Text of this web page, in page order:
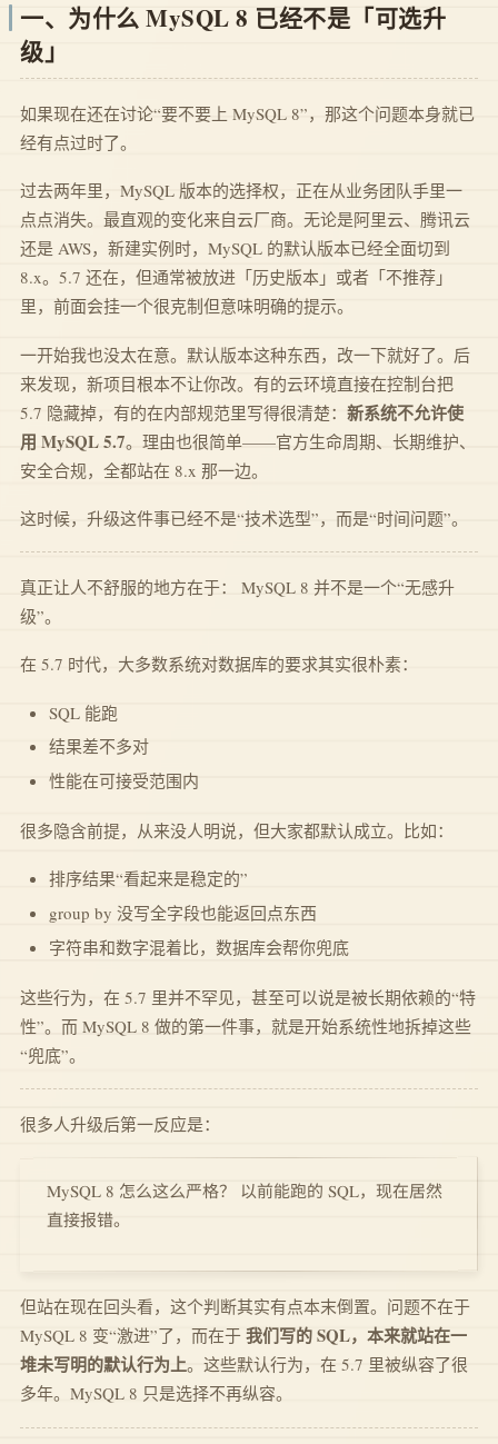
一、为什么 MySQL 8 已经不是「可选升
级」
如果现在还在讨论“要不要上 MySQL 8”，那这个问题本身就已
经有点过时了。
过去两年里，MySQL 版本的选择权，正在从业务团队手里一
点点消失。最直观的变化来自云厂商。无论是阿里云、腾讯云
还是 AWS，新建实例时，MySQL 的默认版本已经全面切到
8.x。5.7 还在，但通常被放进「历史版本」或者「不推荐」
里，前面会挂一个很克制但意味明确的提示。
一开始我也没太在意。默认版本这种东西，改一下就好了。后
来发现，新项目根本不让你改。有的云环境直接在控制台把
5.7 隐藏掉，有的在内部规范里写得很清楚： 新系统不允许使
用 MySQL 5.7。理由也很简单——官方生命周期、长期维护、
安全合规，全都站在 8.x 那一边。
这时候，升级这件事已经不是“技术选型”，而是“时间问题”。
真正让人不舒服的地方在于： MySQL 8 并不是一个“无感升
级”。
在 5.7 时代，大多数系统对数据库的要求其实很朴素：
SQL 能跑
结果差不多对
性能在可接受范围内
很多隐含前提，从来没人明说，但大家都默认成立。比如：
排序结果“看起来是稳定的”
group by 没写全字段也能返回点东西
字符串和数字混着比，数据库会帮你兜底
这些行为，在 5.7 里并不罕见，甚至可以说是被长期依赖的“特
性”。而 MySQL 8 做的第一件事，就是开始系统性地拆掉这些
“兜底”。
很多人升级后第一反应是：
MySQL 8 怎么这么严格？ 以前能跑的 SQL，现在居然
直接报错。
但站在现在回头看，这个判断其实有点本末倒置。问题不在于
MySQL 8 变“激进”了，而在于 我们写的 SQL，本来就站在一
堆未写明的默认行为上。这些默认行为，在 5.7 里被纵容了很
多年。MySQL 8 只是选择不再纵容。